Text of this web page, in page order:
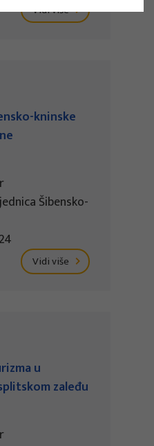
Vidi više
kninske
Šibensko-
Vidi više
u
zaleđu